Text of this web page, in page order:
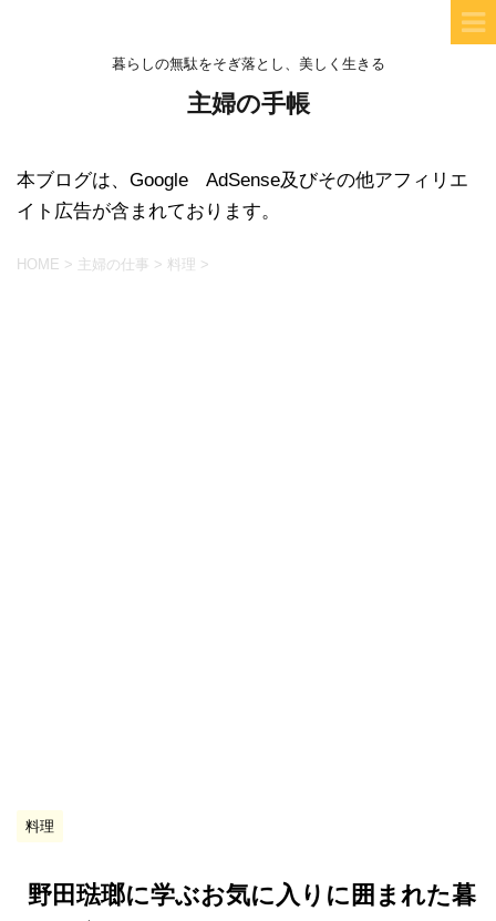
暮らしの無駄をそぎ落とし、美しく生きる
主婦の手帳
本ブログは、Google AdSense及びその他アフィリエ
イト広告が含まれております。
HOME > 主婦の仕事 > 料理 >
料理
野田琺瑯に学ぶお気に入りに囲まれた暮